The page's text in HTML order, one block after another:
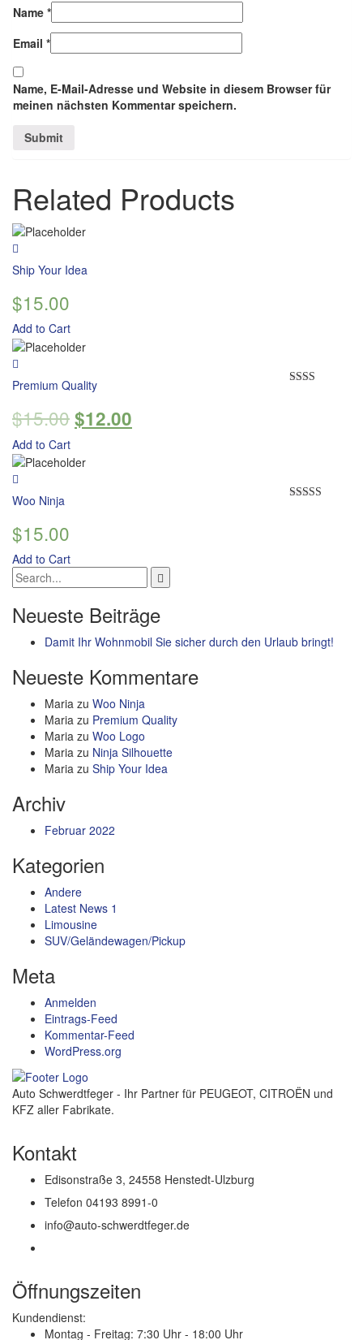
Name *
Email *
Name, E-Mail-Adresse und Website in diesem Browser für
meinen nächsten Kommentar speichern.
Related Products
Ship Your Idea
$15.00
Add to Cart
Premium Quality
$15.00$12.00
Add to Cart
Woo Ninja
$15.00
Add to Cart
Neueste Beiträge
Damit Ihr Wohnmobil Sie sicher durch den Urlaub bringt!
Neueste Kommentare
Maria zu Woo Ninja
Maria zu Premium Quality
Maria zu Woo Logo
Maria zu Ninja Silhouette
Maria zu Ship Your Idea
Archiv
Februar 2022
Kategorien
Andere
Latest News 1
Limousine
SUV/Geländewagen/Pickup
Meta
Anmelden
Eintrags-Feed
Kommentar-Feed
WordPress.org
Auto Schwerdtfeger - Ihr Partner für PEUGEOT, CITROËN und
KFZ aller Fabrikate.
Kontakt
Edisonstraße 3, 24558 Henstedt-Ulzburg
Telefon 04193 8991-0
info@auto-schwerdtfeger.de
Öffnungszeiten
Kundendienst:
Montag - Freitag: 7:30 Uhr - 18:00 Uhr